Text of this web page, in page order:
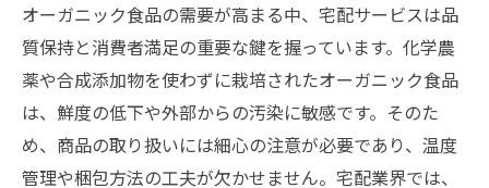
オーガニック食品の需要が高まる中、宅配サービスは品
質保持と消費者満足の重要な鍵を握っています。化学農
薬や合成添加物を使わずに栽培されたオーガニック食品
は、鮮度の低下や外部からの汚染に敏感です。そのた
め、商品の取り扱いには細心の注意が必要であり、温度
管理や梱包方法の工夫が欠かせません。宅配業界では、